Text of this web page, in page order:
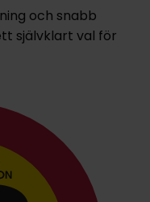
och snabb
självklart val för